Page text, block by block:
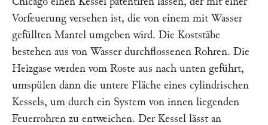
Vorfeuerung versehen ist, die von einem mit Wasser
gefüllten Mantel umgeben wird. Die Koststäbe
bestehen aus von Wasser durchflossenen Rohren. Die
Heizgase werden vom Roste aus nach unten geführt,
umspülen dann die untere Fläche eines cylindrischen
Kessels, um durch ein System von innen liegenden
Feuerrohren zu entweichen. Der Kessel lässt an